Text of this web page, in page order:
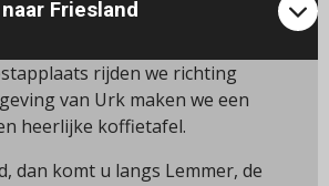
Friesland
rijden we richting
van Urk maken we een
heerlijke koffietafel.
dan komt u langs Lemmer, de